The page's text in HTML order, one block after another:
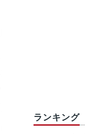
ランキング